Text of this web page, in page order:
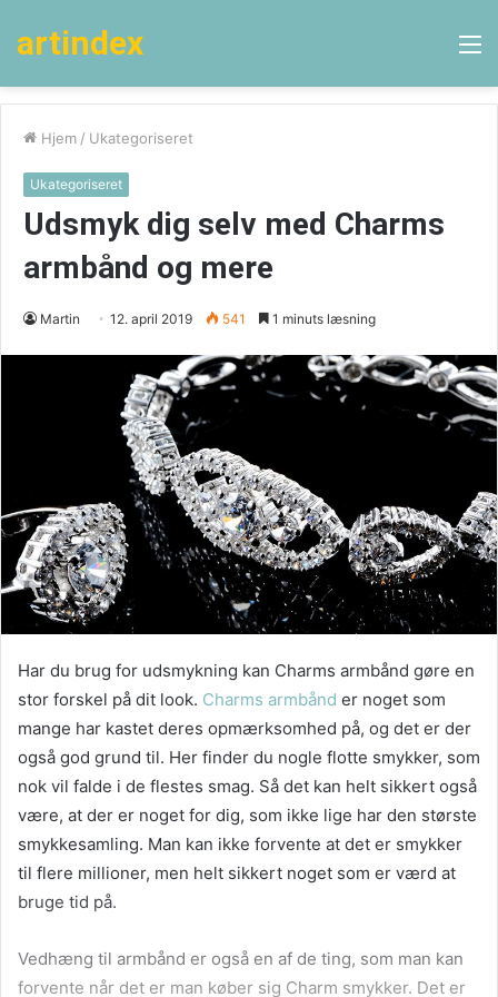
artindex
Hjem / Ukategoriseret
Ukategoriseret
Udsmyk dig selv med Charms
armbånd og mere
Martin 12. april 2019 541 1 minuts læsning
Har du brug for udsmykning kan Charms armbånd gøre en
stor forskel på dit look. Charms armbånd er noget som
mange har kastet deres opmærksomhed på, og det er der
også god grund til. Her finder du nogle flotte smykker, som
nok vil falde i de flestes smag. Så det kan helt sikkert også
være, at der er noget for dig, som ikke lige har den største
smykkesamling. Man kan ikke forvente at det er smykker
til flere millioner, men helt sikkert noget som er værd at
bruge tid på.
Vedhæng til armbånd er også en af de ting, som man kan
forvente når det er man køber sig Charm smykker. Det er